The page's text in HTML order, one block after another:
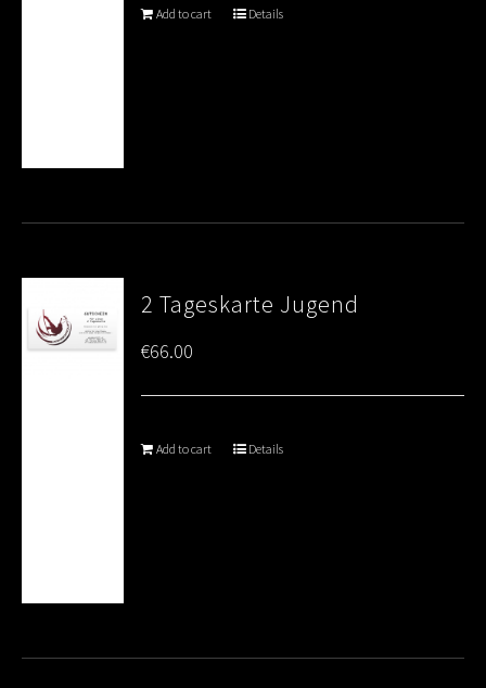
Add to cart Details
2 Tageskarte Jugend
€66.00
Add to cart Details